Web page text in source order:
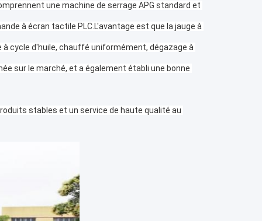
une machine de serrage APG standard et
à écran tactile PLC.L'avantage est que la jauge à
cycle d'huile, chauffé uniformément, dégazage à
sur le marché, et a également établi une bonne
stables et un service de haute qualité au